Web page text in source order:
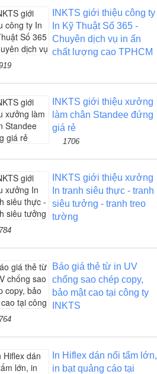
INKTS giới thiệu công ty
In Kỹ Thuật Số 365 -
Chuyên dịch vụ in ấn
chất lượng cao TPHCM
INKTS giới thiệu xưởng
làm chân Standee đứng
giá rẻ
1706
INKTS giới thiệu xưởng
In tranh siêu thực - tranh
siêu tưởng - tranh treo
tường
Báo giá thẻ từ in UV
chống sao chép copy,
bảo mật cao tại công ty
INKTS
In Hiflex dán nối tấm lớn,
in bạt quảng cáo tại